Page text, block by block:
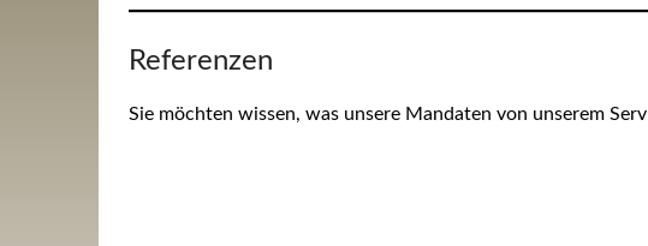
Referenzen
Sie möchten wissen, was unsere Mandaten von unserem